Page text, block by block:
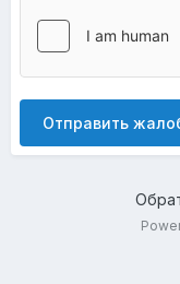
Отправить